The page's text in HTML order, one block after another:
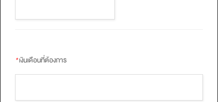
*เงินเดือนที่ต้องการ